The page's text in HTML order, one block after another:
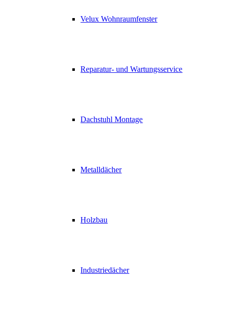
Velux Wohnraumfenster
Reparatur- und Wartungsservice
Dachstuhl Montage
Metalldächer
Holzbau
Industriedächer